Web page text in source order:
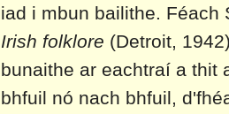
iad i mbun bailithe.
Irish folklore (Detroit,
bunaithe ar eachtraí a thit
bhfuil nó nach bhfuil,